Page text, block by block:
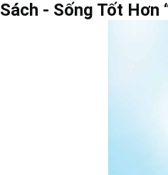
Sách - Sống Tốt Hơn